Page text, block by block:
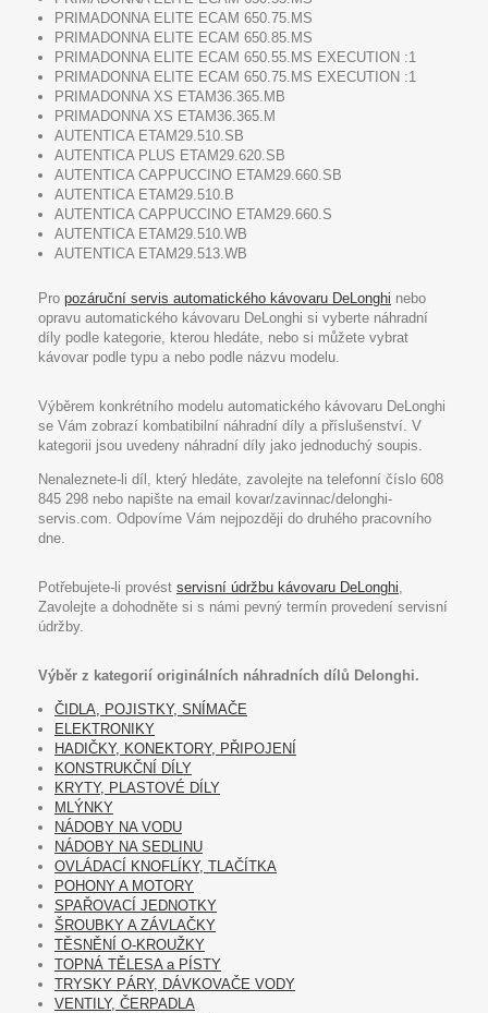
PRIMADONNA ELITE ECAM 650.75.MS
PRIMADONNA ELITE ECAM 650.85.MS
PRIMADONNA ELITE ECAM 650.55.MS EXECUTION :1
PRIMADONNA ELITE ECAM 650.75.MS EXECUTION :1
PRIMADONNA XS ETAM36.365.MB
PRIMADONNA XS ETAM36.365.M
AUTENTICA ETAM29.510.SB
AUTENTICA PLUS ETAM29.620.SB
AUTENTICA CAPPUCCINO ETAM29.660.SB
AUTENTICA ETAM29.510.B
AUTENTICA CAPPUCCINO ETAM29.660.S
AUTENTICA ETAM29.510.WB
AUTENTICA ETAM29.513.WB
Pro pozáruční servis automatického kávovaru DeLonghi nebo
opravu automatického kávovaru DeLonghi si vyberte náhradní
díly podle kategorie, kterou hledáte, nebo si můžete vybrat
kávovar podle typu a nebo podle názvu modelu.
Výběrem konkrétního modelu automatického kávovaru DeLonghi
se Vám zobrazí kombatibilní náhradní díly a příslušenství. V
kategorii jsou uvedeny náhradní díly jako jednoduchý soupis.
Nenaleznete-li díl, který hledáte, zavolejte na telefonní číslo 608
845 298 nebo napište na email kovar/zavinnac/delonghi-
servis.com. Odpovíme Vám nejpozději do druhého pracovního
dne.
Potřebujete-li provést servisní údržbu kávovaru DeLonghi,
Zavolejte a dohodněte si s námi pevný termín provedení servisní
údržby.
Výběr z kategorií originálních náhradních dílů Delonghi.
ČIDLA, POJISTKY, SNÍMAČE
ELEKTRONIKY
HADIČKY, KONEKTORY, PŘIPOJENÍ
KONSTRUKČNÍ DÍLY
KRYTY, PLASTOVÉ DÍLY
MLÝNKY
NÁDOBY NA VODU
NÁDOBY NA SEDLINU
OVLÁDACÍ KNOFLÍKY, TLAČÍTKA
POHONY A MOTORY
SPAŘOVACÍ JEDNOTKY
ŠROUBKY A ZÁVLAČKY
TĚSNĚNÍ O-KROUŽKY
TOPNÁ TĚLESA a PÍSTY
TRYSKY PÁRY, DÁVKOVAČE VODY
VENTILY, ČERPADLA